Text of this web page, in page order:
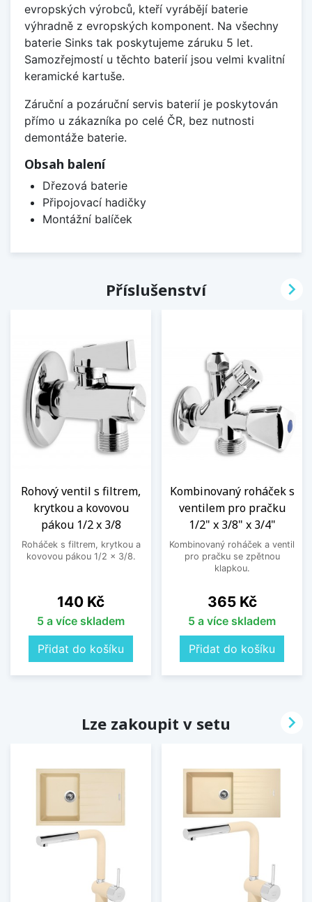
evropských výrobců, kteří vyrábějí baterie
výhradně z evropských komponent. Na všechny
baterie Sinks tak poskytujeme záruku 5 let.
Samozřejmostí u těchto baterií jsou velmi kvalitní
keramické kartuše.
Záruční a pozáruční servis baterií je poskytován
přímo u zákazníka po celé ČR, bez nutnosti
demontáže baterie.
Obsah balení
Dřezová baterie
Připojovací hadičky
Montážní balíček
Příslušenství
Rohový ventil s filtrem,
krytkou a kovovou
pákou 1/2 x 3/8
Roháček s filtrem, krytkou a
kovovou pákou 1/2 x 3/8.
Cena
140 Kč
5 a více skladem
Přidat do košíku
Kombinovaný roháček s
ventilem pro pračku
1/2" x 3/8" x 3/4"
Kombinovaný roháček a ventil
pro pračku se zpětnou
klapkou.
Cena
365 Kč
5 a více skladem
Přidat do košíku

Lze zakoupit v setu 